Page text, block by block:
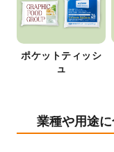
ポケットティッシ
ュ
業種や用途